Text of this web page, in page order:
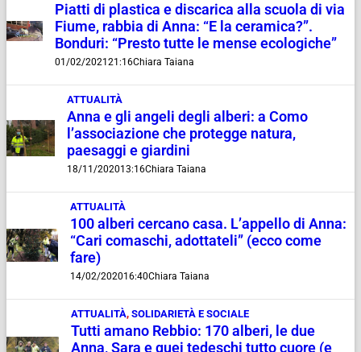
Piatti di plastica e discarica alla scuola di via
Fiume, rabbia di Anna: “E la ceramica?”.
Bonduri: “Presto tutte le mense ecologiche”
01/02/202121:16Chiara Taiana
ATTUALITÀ
Anna e gli angeli degli alberi: a Como
l’associazione che protegge natura,
paesaggi e giardini
18/11/202013:16Chiara Taiana
ATTUALITÀ
100 alberi cercano casa. L’appello di Anna:
“Cari comaschi, adottateli” (ecco come
fare)
14/02/202016:40Chiara Taiana
ATTUALITÀ, SOLIDARIETÀ E SOCIALE
Tutti amano Rebbio: 170 alberi, le due
Anna, Sara e quei tedeschi tutto cuore (e